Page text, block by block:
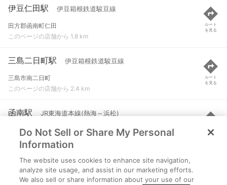
伊豆仁田駅 伊豆箱根鉄道駿豆線
田方郡函南町仁田
このページの店舗から 1.8 km
ルート
を見る
三島二日町駅 伊豆箱根鉄道駿豆線
三島市南二日町
このページの店舗から 2.4 km
ルート
を見る
函南駅 JR東海道本線(熱海～浜松)
田方郡函南町大竹
このページの店舗から 3 km
ルート
を見る
原木駅 伊豆箱根鉄道駿豆線
伊豆の国市原木
Do Not Sell or Share My Personal
Information
The website uses cookies to enhance site navigation,
analyze site usage, and assist in our marketing efforts.
We also sell or share information about your use of our